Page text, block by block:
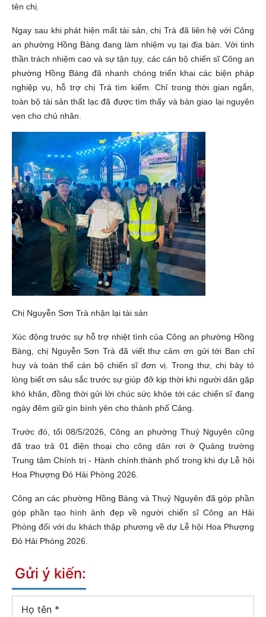
tên chị.
Ngay sau khi phát hiện mất tài sản, chị Trà đã liên hệ với Công
an phường Hồng Bàng đang làm nhiệm vụ tại địa bàn. Với tinh
thần trách nhiệm cao và sự tận tụy, các cán bộ chiến sĩ Công an
phường Hồng Bàng đã nhanh chóng triển khai các biện pháp
nghiệp vụ, hỗ trợ chị Trà tìm kiếm. Chỉ trong thời gian ngắn,
toàn bộ tài sản thất lạc đã được tìm thấy và bàn giao lại nguyên
vẹn cho chủ nhân.
Chị Nguyễn Sơn Trà nhận lại tài sản
Xúc động trước sự hỗ trợ nhiệt tình của Công an phường Hồng
Bàng, chị Nguyễn Sơn Trà đã viết thư cảm ơn gửi tới Ban chỉ
huy và toàn thể cán bộ chiến sĩ đơn vị. Trong thư, chị bày tỏ
lòng biết ơn sâu sắc trước sự giúp đỡ kịp thời khi người dân gặp
khó khăn, đồng thời gửi lời chúc sức khỏe tới các chiến sĩ đang
ngày đêm giữ gìn bình yên cho thành phố Cảng.
Trước đó, tối 08/5/2026, Công an phường Thuỷ Nguyên cũng
đã trao trả 01 điện thoại cho công dân rơi ở Quảng trường
Trung tâm Chính trị - Hành chính thành phố trong khi dự Lễ hội
Hoa Phượng Đỏ Hải Phòng 2026.
Công an các phường Hồng Bàng và Thuỷ Nguyên đã góp phần
góp phần tạo hình ảnh đẹp về người chiến sĩ Công an Hải
Phòng đối với du khách thập phương về dự Lễ hội Hoa Phượng
Đỏ Hải Phòng 2026.
Gửi ý kiến:
Họ tên *